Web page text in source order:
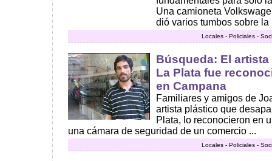
Una camioneta
dió varios tumbos sobre
Locales - Policiales -
Búsqueda: El
La Plata fue
en Campana
Familiares y amigos de
artista plástico que
Plata, lo reconocieron en
una cámara de seguridad de un comercio ...
Locales - Policiales -